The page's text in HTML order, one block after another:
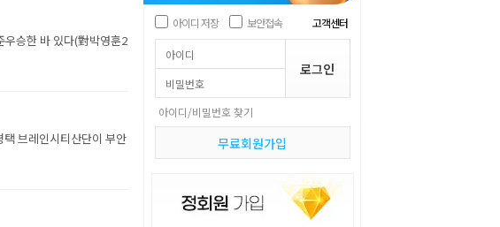
승한 바 있다(對박영훈2
브레인시티산단이 부안
아이디 저장 보안접속 고객센터
아이디/비밀번호 찾기
무료회원가입